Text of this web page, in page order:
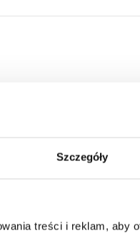
Szczegóły
treści i reklam, aby